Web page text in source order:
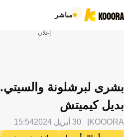
مباشر
إعلان
بشرى لبرشلونة
بديل كيميتش
KOOORA 30 أبريل 2024 15:54